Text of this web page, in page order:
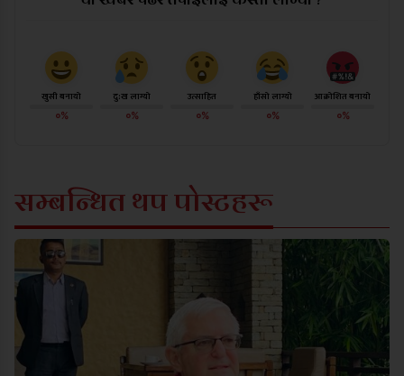
खुसी बनायो
०%
दु:ख लाग्यो
०%
उत्साहित
०%
हाँसो लाग्यो
०%
आक्रोशित बनायो
०%
सम्बन्धित थप पोस्टहरू